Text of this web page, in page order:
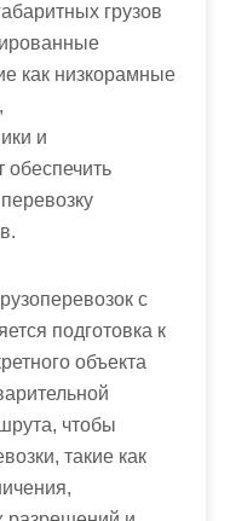
грузов
как низкорамные
и
обеспечить
с
подготовка к
объекта
чтобы
такие как